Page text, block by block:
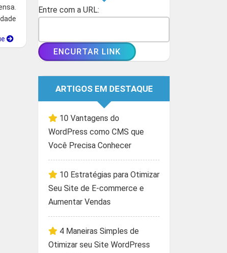
Entre com a URL:
ARTIGOS EM DESTAQUE
10 Vantagens do
WordPress como CMS que
Você Precisa Conhecer
10 Estratégias para Otimizar
Seu Site de E-commerce e
Aumentar Vendas
4 Maneiras Simples de
Otimizar seu Site WordPress